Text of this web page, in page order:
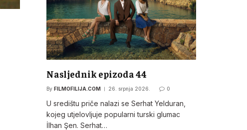
Nasljednik epizoda 44
By FILMOFILIJA.COM 26. srpnja 2026. 0
U središtu priče nalazi se Serhat Yelduran,
kojeg utjelovljuje popularni turski glumac
İlhan Şen. Serhat…